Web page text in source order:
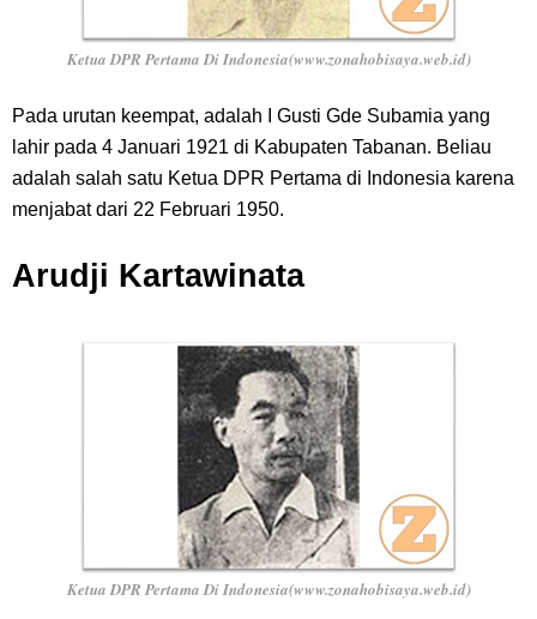
Ketua DPR Pertama Di Indonesia(www.zonahobisaya.web.id)
Pada urutan keempat, adalah I Gusti Gde Subamia yang
lahir pada 4 Januari 1921 di Kabupaten Tabanan. Beliau
adalah salah satu Ketua DPR Pertama di Indonesia karena
menjabat dari 22 Februari 1950.
Arudji Kartawinata
Ketua DPR Pertama Di Indonesia(www.zonahobisaya.web.id)